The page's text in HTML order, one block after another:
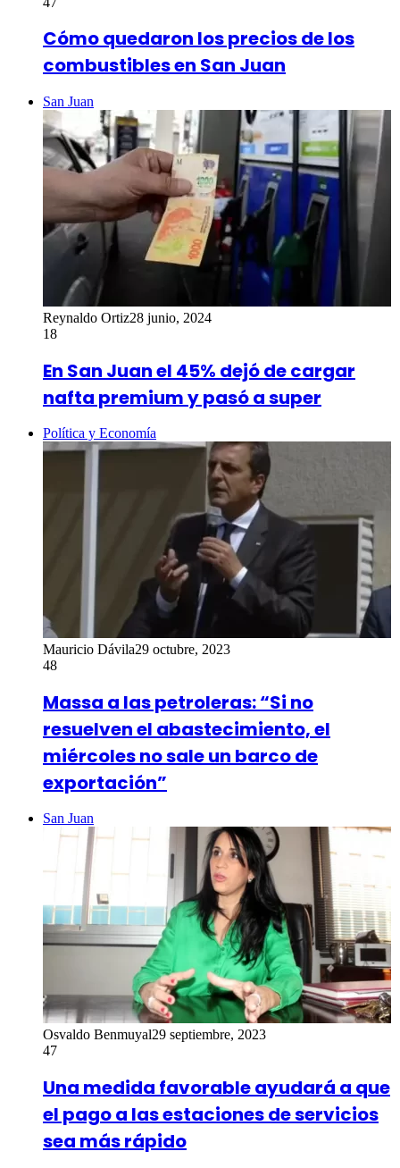
Cómo quedaron los precios de los
combustibles en San Juan
San Juan
Reynaldo Ortiz28 junio, 2024
18
En San Juan el 45% dejó de cargar
nafta premium y pasó a super
Política y Economía
Mauricio Dávila29 octubre, 2023
48
Massa a las petroleras: “Si no
resuelven el abastecimiento, el
miércoles no sale un barco de
exportación”
San Juan
Osvaldo Benmuyal29 septiembre, 2023
47
Una medida favorable ayudará a que
el pago a las estaciones de servicios
sea más rápido